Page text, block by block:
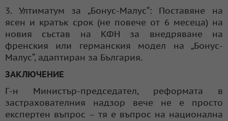
3. Ултиматум за „Бонус-Малус“: Поставяне на
ясен и кратък срок (не повече от 6 месеца) на
новия състав на КФН за внедряване на
френския или германския модел на „Бонус-
Малус“, адаптиран за България.
ЗАКЛЮЧЕНИЕ
Г-н Министър-председател, реформата в
застрахователния надзор вече не е просто
експертен въпрос – тя е въпрос на национална